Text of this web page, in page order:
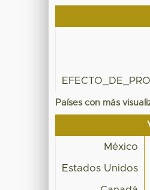
Países con más
México
Estados Unidos